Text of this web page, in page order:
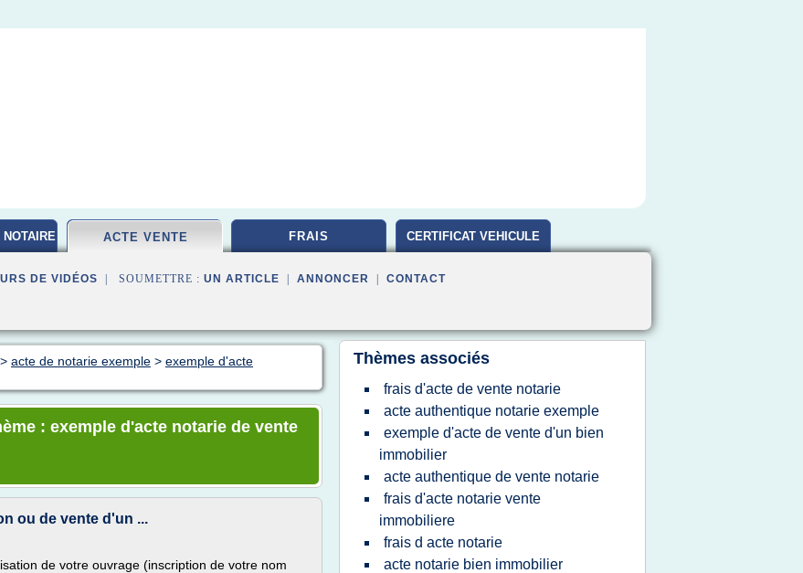
ACTE VENTE FRAIS CERTIFICAT VEHICULE
DE VIDÉOS | SOUMETTRE : UN ARTICLE ANNONCER CONTACT
> acte de notarie exemple > exemple d'acte
: exemple d'acte notarie de vente
ou de vente d'un ...
de votre ouvrage (inscription de votre nom
Thèmes associés
frais d'acte de vente notarie
acte authentique notarie exemple
exemple d'acte de vente d'un bien
immobilier
acte authentique de vente notarie
frais d'acte notarie vente
immobiliere
frais d acte notarie
acte notarie bien immobilier